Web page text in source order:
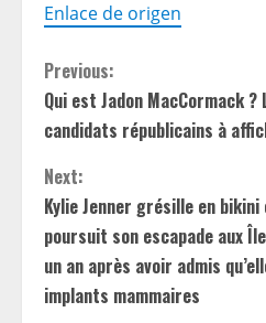
Enlace de origen
C
o
n
t
i
n
Previous:
Qui est Jadon MacCormack ?
candidats républicains à
Next:
Kylie Jenner grésille en
poursuit son escapade aux
un an après avoir admis
implants mammaires